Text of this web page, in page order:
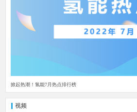
掀起热潮！氢能7月热点排行榜
视频